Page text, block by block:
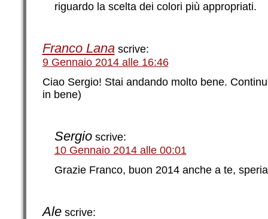
riguardo la scelta dei colori più appropriati.
Franco Lana scrive:
9 Gennaio 2014 alle 16:46
Ciao Sergio! Stai andando molto bene.
in bene)
Sergio scrive:
10 Gennaio 2014 alle 00:01
Grazie Franco, buon 2014 anche a te,
Ale scrive: